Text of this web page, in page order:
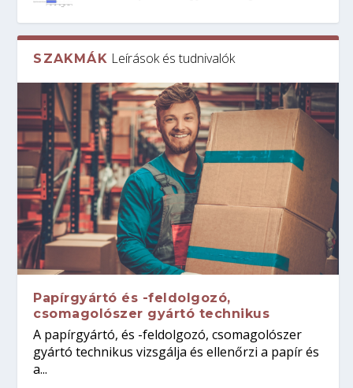
SZAKMÁK Leírások és tudnivalók
Papírgyártó és -feldolgozó,
csomagolószer gyártó technikus
A papírgyártó, és -feldolgozó, csomagolószer
gyártó technikus vizsgálja és ellenőrzi a papír és
a...